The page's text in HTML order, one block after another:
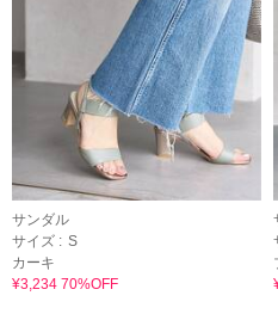
サンダル
サイズ : S
カーキ
¥3,234 70%OFF